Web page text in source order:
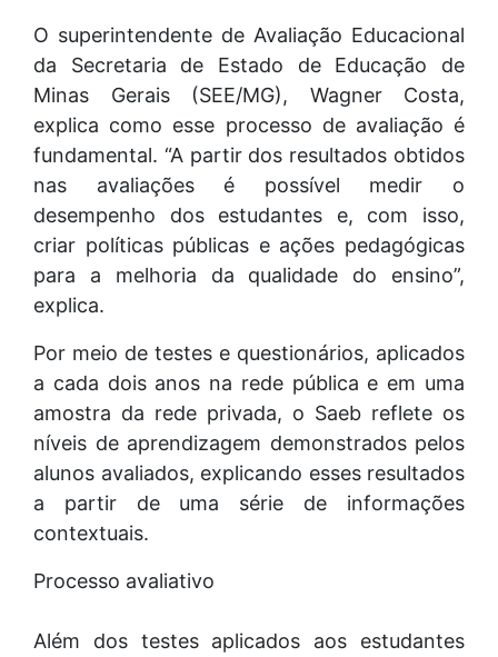
O superintendente de Avaliação Educacional
da Secretaria de Estado de Educação de
Minas Gerais (SEE/MG), Wagner Costa,
explica como esse processo de avaliação é
fundamental. “A partir dos resultados obtidos
nas avaliações é possível medir o
desempenho dos estudantes e, com isso,
criar políticas públicas e ações pedagógicas
para a melhoria da qualidade do ensino”,
explica.
Por meio de testes e questionários, aplicados
a cada dois anos na rede pública e em uma
amostra da rede privada, o Saeb reflete os
níveis de aprendizagem demonstrados pelos
alunos avaliados, explicando esses resultados
a partir de uma série de informações
contextuais.
Processo avaliativo
Além dos testes aplicados aos estudantes